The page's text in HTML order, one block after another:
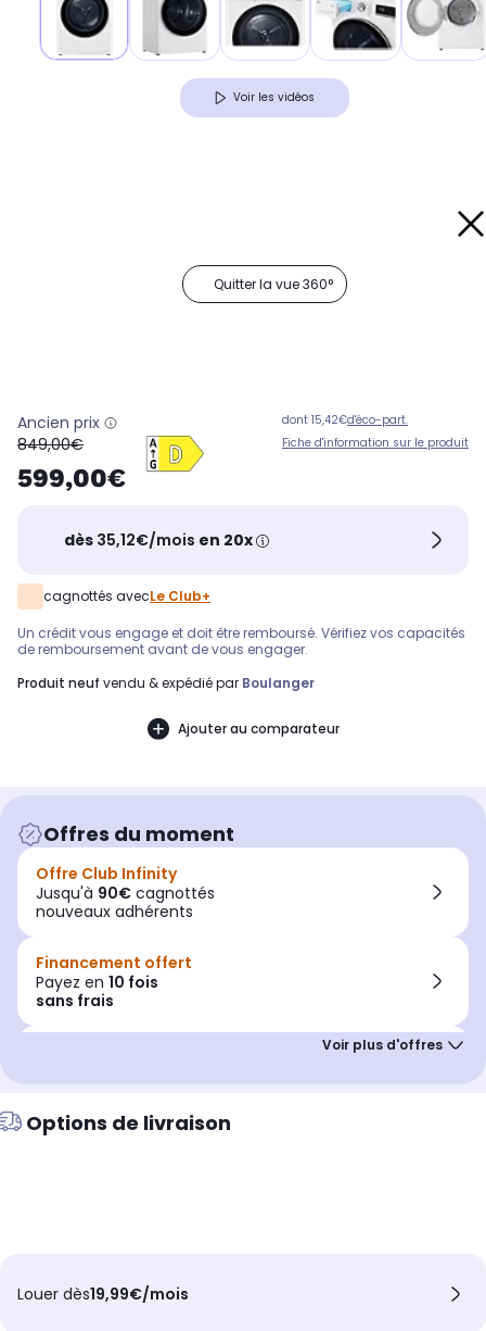
Voir les vidéos
Quitter la vue 360°
Ancien prix
oldPrice
849,00€
599,00€
dont 15,42€d'éco-part.
Fiche d'information sur le produit
dès 35,12€/mois en 20x
cagnottés avecLe Club+
Un crédit vous engage et doit être remboursé. Vérifiez vos capacités
de remboursement avant de vous engager.
produit neuf vendu & expédié par Boulanger
Ajouter au comparateur
Offres du moment
Offre Club Infinity
Jusqu'à 90€ cagnottés
nouveaux adhérents
Financement offert
Payez en 10 fois
sans frais
15%de remise
Options de livraison
Louer dès19,99€/mois